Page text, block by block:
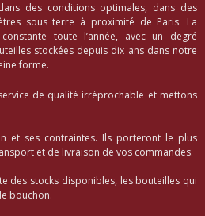
des conditions optimales, dans des
sous terre à proximité de Paris. La
toute l’année, avec un degré
stockées depuis dix ans dans notre
forme.
de qualité irréprochable et mettons
et ses contraintes. Ils porteront le plus
et de livraison de vos commandes.
des stocks disponibles, les bouteilles qui
bouchon.